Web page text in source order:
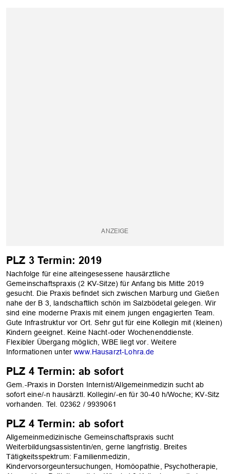
PLZ 3 Termin: 2019
Nachfolge für eine alteingesessene haus­ärztliche
Gemeinschaftspraxis (2 KV-Sitze) für Anfang bis Mitte 2019
gesucht. Die Praxis befindet sich zwischen Marburg und Gießen
nahe der B 3, landschaftlich schön im Salzbödetal gelegen. Wir
sind eine moderne Praxis mit einem jungen engagierten Team.
Gute Infrastruktur vor Ort. Sehr gut für eine Kollegin mit (kleinen)
Kindern geeignet. Keine Nacht-oder Wochenenddienste.
Flexibler Übergang möglich, WBE liegt vor. Weitere
Informationen unterwww.Hausarzt-Lohra.de
PLZ 4 Termin: ab sofort
Gem.-Praxis in Dorsten Internist/Allgemeinmedizin sucht ab
sofort eine/-n haus­ärztl. Kollegin/-en für 30-40 h/Woche; KV-Sitz
vorhanden. Tel. 02362 / 9939061
PLZ 4 Termin: ab sofort
Allgemeinmedizinische Gemeinschafts­praxis sucht
Weiterbildungsassistentin/en, gerne langfristig. Breites
Tätigkeitsspektrum: Familienmedizin,
Kindervorsorgeuntersuchungen, Homöopathie, Psychotherapie,